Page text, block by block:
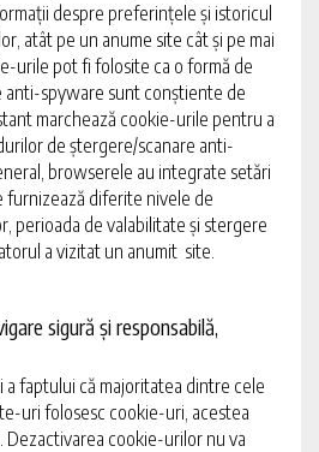
despre preferințele și istoricul
atât pe un anume site cât și pe mai
urile pot fi folosite ca o formă de
anti-spyware sunt conștiente de
marchează cookie-urile pentru a
de ștergere/scanare anti-
browserele au integrate setări
diferite nivele de
perioada de valabilitate și stergere
a vizitat un anumit site.
sigură și responsabilă,
faptului că majoritatea dintre cele
uri folosesc cookie-uri, acestea
Dezactivarea cookie-urilor nu va